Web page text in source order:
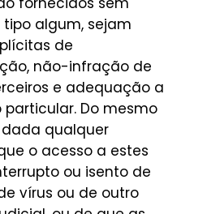
algum, sejam
de
não-infração de
e adequação a
particular. Do mesmo
qualquer
o acesso a estes
ou isento de
vírus ou de outro